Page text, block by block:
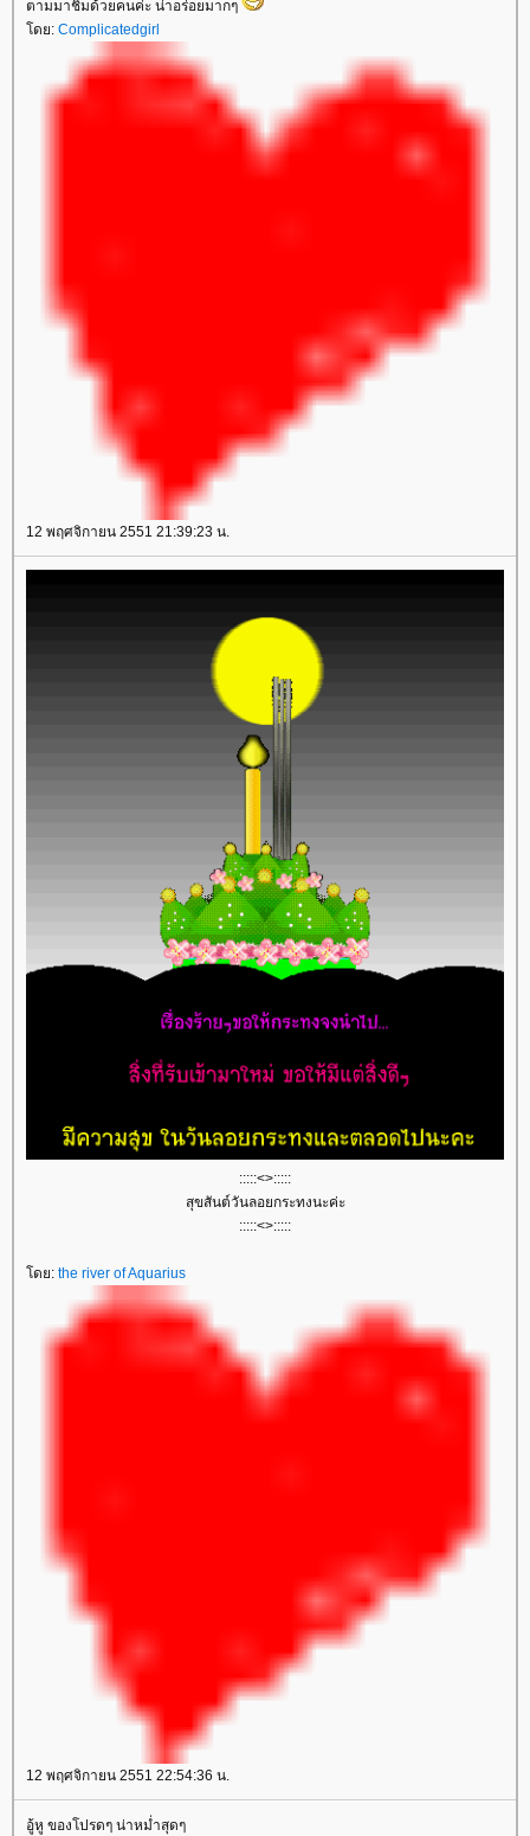
ตามมาชิมด้วยคนค่ะ น่าอร่อยมากๆ
ดย: Complicatedgirl
12 พฤศจิกายน 2551 21:39:23 น.
:::::<>:::::
สุขสันต์วันลอยกระทงนะค่ะ
:::::<>:::::
ดย: the river of Aquarius
12 พฤศจิกายน 2551 22:54:36 น.
อู้หู ของโปรดๆ น่าหม่ำสุดๆ